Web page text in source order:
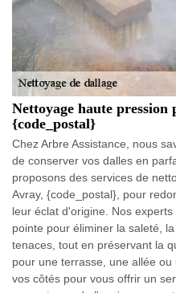
Nettoyage haute pression
{code_postal}
Chez Arbre Assistance, nous
de conserver vos dalles en
proposons des services de
Avray, {code_postal}, pour
leur éclat d'origine. Nos
pointe pour éliminer la saleté,
tenaces, tout en préservant la
pour une terrasse, une allée ou
vos côtés pour vous offrir un